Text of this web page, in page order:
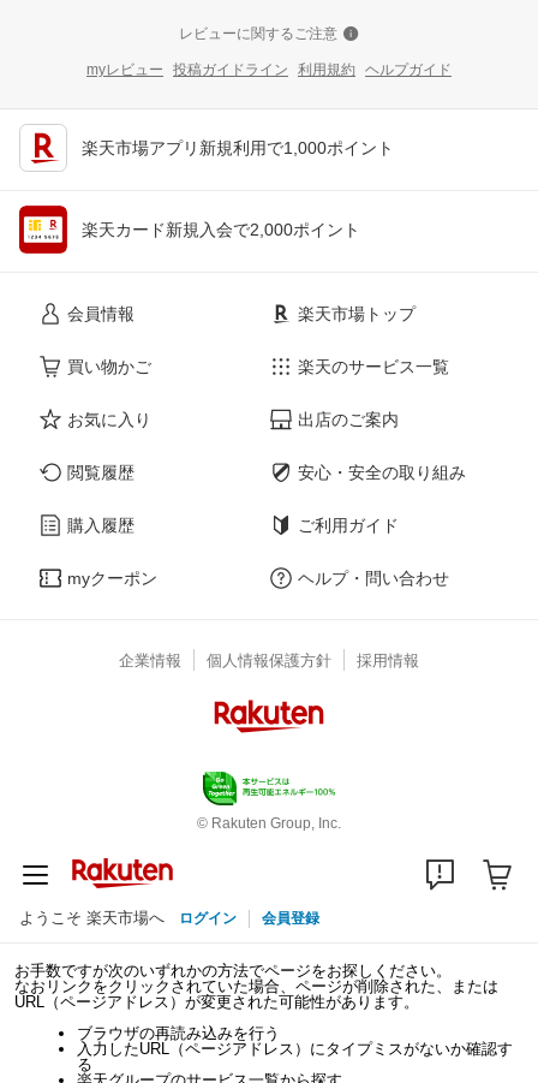
レビューに関するご注意
myレビュー 投稿ガイドライン 利用規約 ヘルプガイド
楽天市場アプリ新規利用で1,000ポイント
楽天カード新規入会で2,000ポイント
会員情報
買い物かご
お気に入り
閲覧履歴
購入履歴
myクーポン
楽天市場トップ
楽天のサービス一覧
出店のご案内
安心・安全の取り組み
ご利用ガイド
ヘルプ・問い合わせ
企業情報 個人情報保護方針 採用情報
© Rakuten Group, Inc.
ようこそ 楽天市場へ ログイン 会員登録
お手数ですが次のいずれかの方法でページをお探しください。
なおリンクをクリックされていた場合、ページが削除された、または
URL（ページアドレス）が変更された可能性があります。
ブラウザの再読み込みを行う
入力したURL（ページアドレス）にタイプミスがないか確認す
る